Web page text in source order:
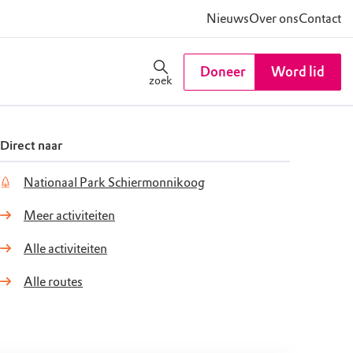
NieuwsOver onsContact
zoek
Doneer Word lid
Direct naar
Nationaal Park Schiermonnikoog
Meer activiteiten
Alle activiteiten
Alle routes